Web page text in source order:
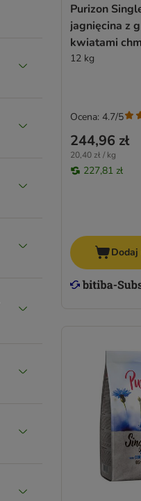
( )
Purizon
jagnięcina z
kwiatami
12 kg
244,96 zł
20,40 zł / kg
227,81 zł
Ocena: 4.7/5
Dodaj